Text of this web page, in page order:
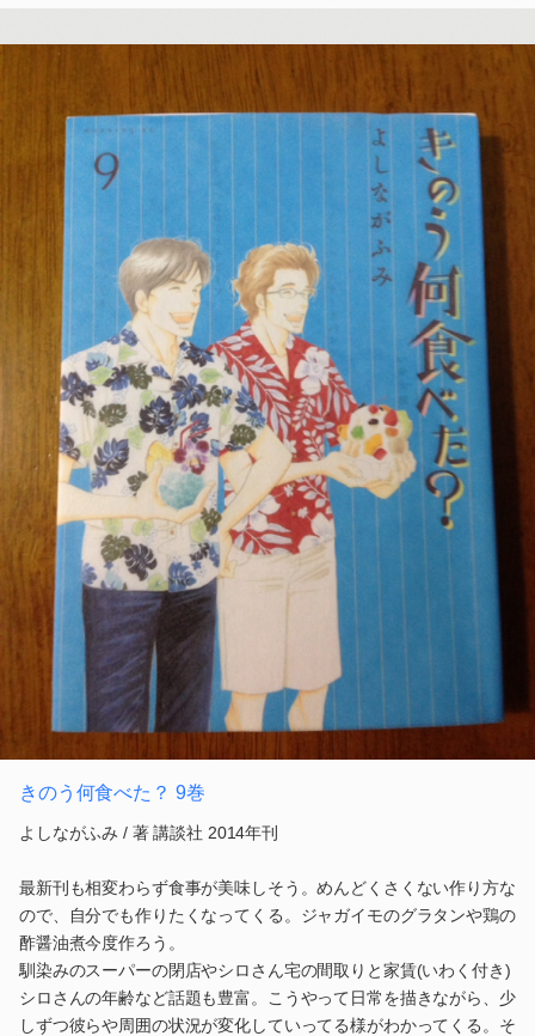
きのう何食べた？ 9巻
よしながふみ / 著 講談社 2014年刊
最新刊も相変わらず食事が美味しそう。めんどくさくない作り方な
ので、自分でも作りたくなってくる。ジャガイモのグラタンや鶏の
酢醤油煮今度作ろう。
馴染みのスーパーの閉店やシロさん宅の間取りと家賃(いわく付き)
シロさんの年齢など話題も豊富。こうやって日常を描きながら、少
しずつ彼らや周囲の状況が変化していってる様がわかってくる。そ